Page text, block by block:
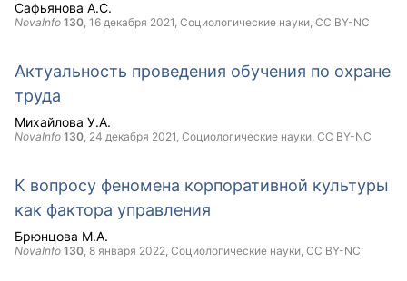
Сафьянова А.С.
NovaInfo 130, 16 декабря 2021, Социологические науки, CC BY-NC
Актуальность проведения обучения по охране
труда
Михайлова У.А.
NovaInfo 130, 24 декабря 2021, Социологические науки, CC BY-NC
К вопросу феномена корпоративной культуры
как фактора управления
Брюнцова М.А.
NovaInfo 130, 8 января 2022, Социологические науки, CC BY-NC